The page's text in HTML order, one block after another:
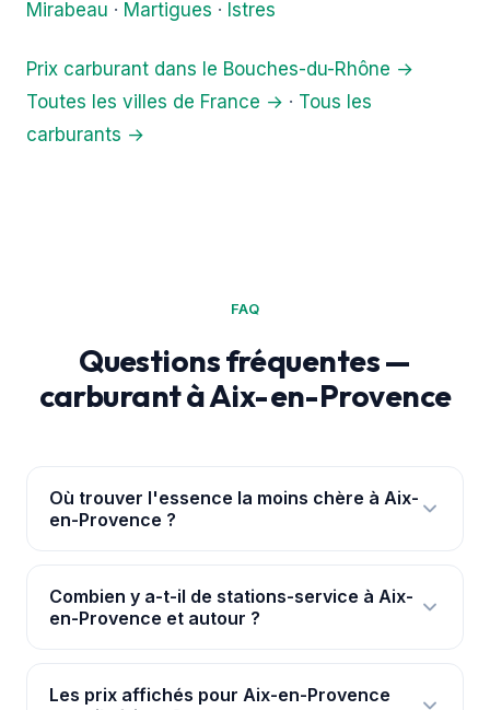
Mirabeau · Martigues · Istres
Prix carburant dans le Bouches-du-Rhône →
Toutes les villes de France → · Tous les
carburants →
FAQ
Questions fréquentes —
carburant à Aix-en-Provence
Où trouver l'essence la moins chère à Aix-
en-Provence ?
géolocalise à Aix-en-Provence et classe les 13
stations par prix réel, avec les ruptures signalées.
Combien y a-t-il de stations-service à Aix-
en-Provence et autour ?
ses environs immédiats, avec leurs prix mis à jour
Les prix affichés pour Aix-en-Provence